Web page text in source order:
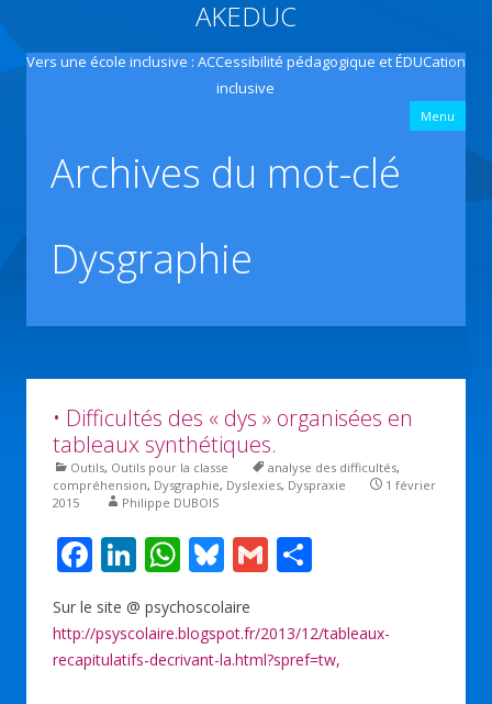
AKEDUC
Vers une école inclusive : ACCessibilité pédagogique et ÉDUCation
inclusive
Menu
Archives du mot-clé
Dysgraphie
• Difficultés des « dys » organisées en
tableaux synthétiques.
Outils, Outils pour la classe analyse des difficultés,
compréhension, Dysgraphie, Dyslexies, Dyspraxie
1 février
2015
Philippe DUBOIS
F
ac
e
b
Li
n
k
e
W
at
s
Bl
u
e
sk
G
ai
l
ta
g
Sur le site @ psychoscolaire
http://psyscolaire.blogspot.fr/2013/12/tableaux-
recapitulatifs-decrivant-la.html?spref=tw,